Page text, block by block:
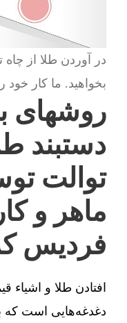
در آوردن طلا از چاه
بخواهید. ما کار خود
روشهای
دستبند
توالت
ماهر و
فردیس
افتادن طلا و اشیاء
دغدغه‌هایی است که